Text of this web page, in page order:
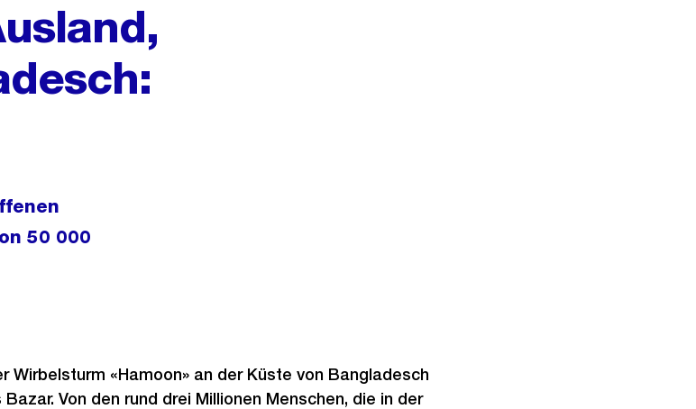
50 000
Wirbelsturm «Hamoon» an der Küste von Bangladesch
Von den rund drei Millionen Menschen, die in der